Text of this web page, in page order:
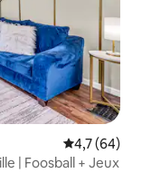
Évaluation
4,7 (64)
| Foosball + Jeux